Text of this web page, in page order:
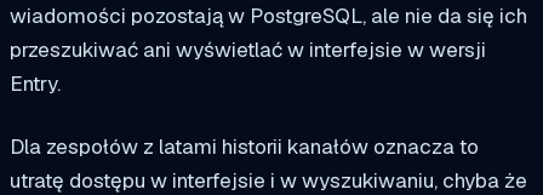
wiadomości pozostają w PostgreSQL, ale nie da się ich
przeszukiwać ani wyświetlać w interfejsie w wersji
Entry.
Dla zespołów z latami historii kanałów oznacza to
utratę dostępu w interfejsie i w wyszukiwaniu, chyba że